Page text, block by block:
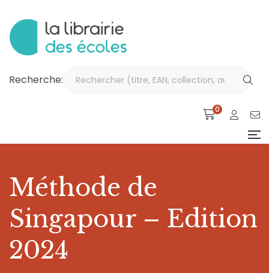
Recherche:
0
Méthode de
Singapour – Edition
2024